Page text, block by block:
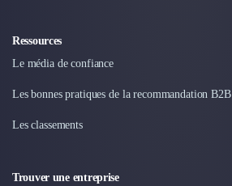
Ressources
Le média de confiance
Les bonnes pratiques de la recommandation B2B
Les classements
Trouver une entreprise